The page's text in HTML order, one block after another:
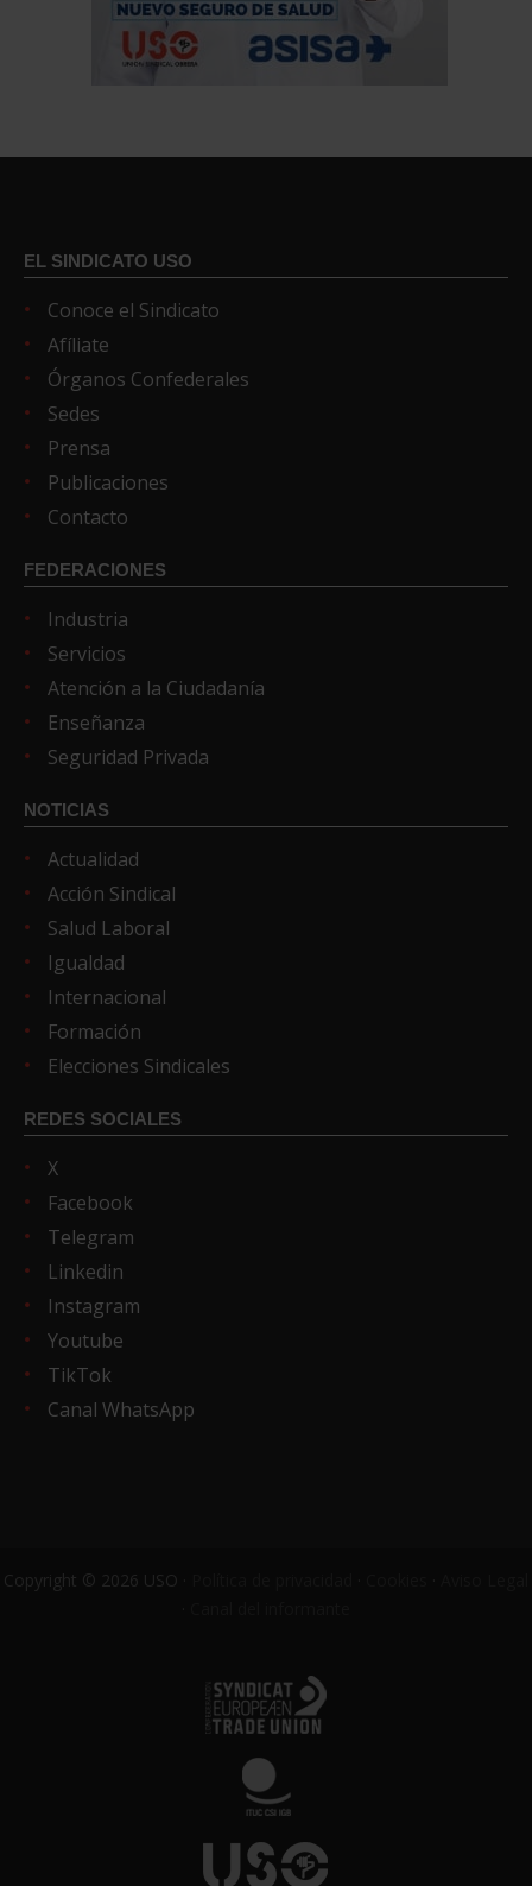
EL SINDICATO USO
Conoce el Sindicato
Afíliate
Órganos Confederales
Sedes
Prensa
Publicaciones
Contacto
FEDERACIONES
Industria
Servicios
Atención a la Ciudadanía
Enseñanza
Seguridad Privada
NOTICIAS
Actualidad
Acción Sindical
Salud Laboral
Igualdad
Internacional
Formación
Elecciones Sindicales
REDES SOCIALES
X
Facebook
Telegram
Linkedin
Instagram
Youtube
TikTok
Canal WhatsApp
Copyright © 2026 USO ·